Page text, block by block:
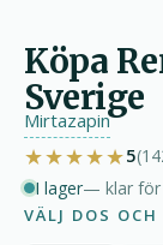
Köpa
Sverige
Mirtazapin
★★★★★5
I lager— klar för
VÄLJ DOS